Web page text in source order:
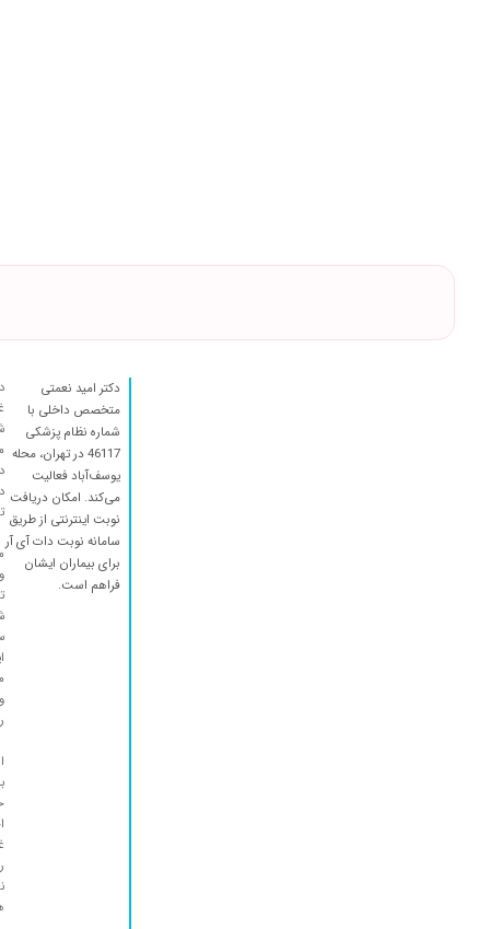
دکتر امید نعمتی
متخصص داخلی با
شماره نظام پزشکی
46117 در تهران، محله
یوسف‌آباد فعالیت
می‌کند. امکان دریافت
نوبت اینترنتی از طریق
سامانه نوبت دات آی آر
برای بیماران ایشان
فراهم است.